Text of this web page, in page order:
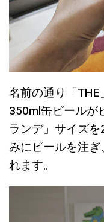
名前の通り「THE
350ml缶ビールが
ランデ」サイズ
みにビールを注
れます。